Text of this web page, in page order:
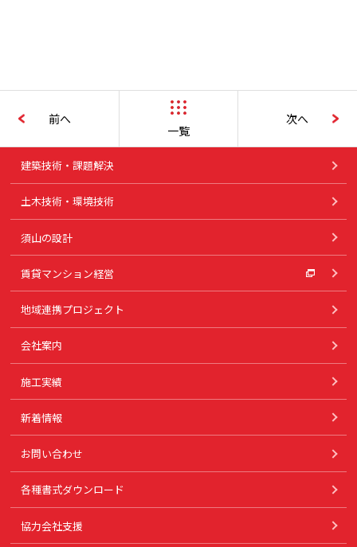
前へ
一覧
次へ
建築技術・課題解決
土木技術・環境技術
須山の設計
賃貸マンション経営
地域連携プロジェクト
会社案内
施工実績
新着情報
お問い合わせ
各種書式ダウンロード
協力会社支援